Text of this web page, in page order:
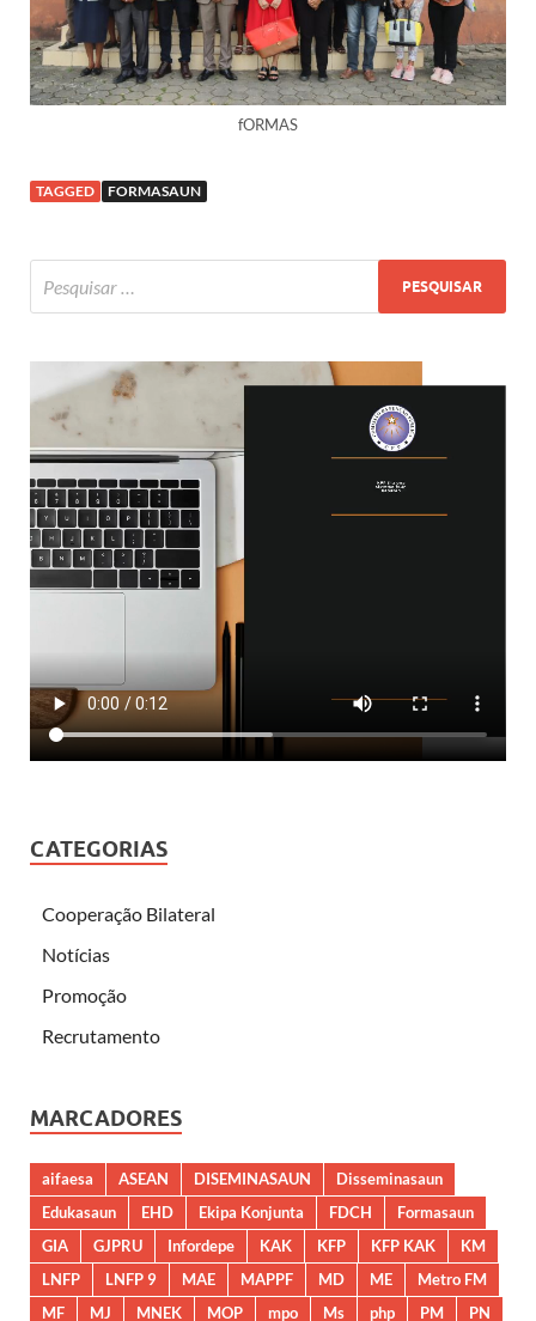
fORMAS
TAGGED FORMASAUN
CATEGORIAS
Cooperação Bilateral
Notícias
Promoção
Recrutamento
MARCADORES
aifaesa ASEAN DISEMINASAUN
Disseminasaun
Edukasaun
EHD Ekipa Konjunta FDCH
Formasaun
GIA
GJPRU Infordepe KAK KFP KFP KAK
KM
LNFP
LNFP 9 MAE MAPPF MD ME
Metro FM
MF
MJ MNEK MOP mpo Ms php PM PN